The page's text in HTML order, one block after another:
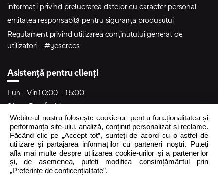
informații privind prelucrarea datelor cu caracter personal
entitatea responsabilă pentru siguranța produsului
Regulament privind utilizarea conținutului generat de
utilizatori – #yescrocs
Asistență pentru clienți
Lun - Vin10:00 - 15:00
Sâm - DumÎnchis
crocs.ro@intersocks.pl
40
Webite-ul nostru folosește cookie-uri pentru funcționalitatea și
performanța site-ului, analiză, conținut personalizat și reclame.
Făcând clic pe „Accept tot”, sunteți de acord cu o astfel de
utilizare și partajarea informațiilor cu partenerii noștri. Puteți
afla mai multe despre utilizarea cookie-urilor și a partenerilor
și, de asemenea, puteți modifica consimțământul prin
„Preferințe de confidențialitate”.